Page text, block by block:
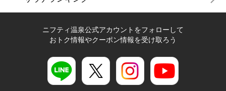
ニフティ温泉公式アカウントをフォローして
おトク情報やクーポン情報を受け取ろう